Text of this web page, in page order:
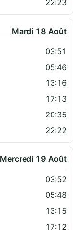
22:23
Mardi 18 Août
03:51
05:46
13:16
17:13
20:35
22:22
Mercredi 19 Août
03:52
05:48
13:15
17:12